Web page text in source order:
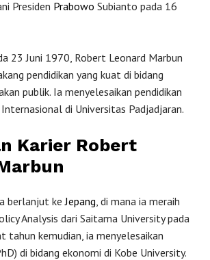
Presiden Prabowo Subianto pada 16
23 Juni 1970, Robert Leonard Marbun
pendidikan yang kuat di bidang
publik. Ia menyelesaikan pendidikan
di Universitas Padjadjaran.
Karier Robert
berlanjut keJepang , di mana ia meraih
Analysis dari Saitama University pada
tahun kemudian, ia menyelesaikan
di bidang ekonomi di Kobe University.